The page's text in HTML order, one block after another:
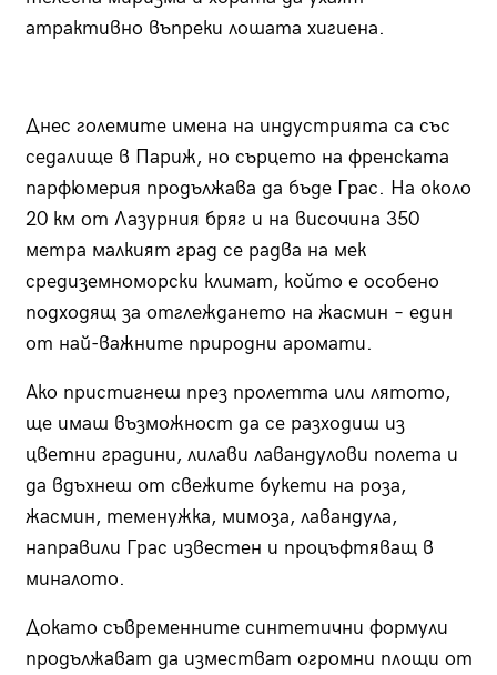
атрактивно въпреки лошата хигиена.
Днес големите имена на индустрията са със
седалище в Париж, но сърцето на френската
парфюмерия продължава да бъде Грас. На около
20 км от Лазурния бряг и на височина 350
метра малкият град се радва на мек
средиземноморски климат, който е особено
подходящ за отглеждането на жасмин – един
от най-важните природни аромати.
Ако пристигнеш през пролетта или лятото,
ще имаш възможност да се разходиш из
цветни градини, лилави лавандулови полета и
да вдъхнеш от свежите букети на розa,
жасмин, теменужка, мимоза, лавандула,
направили Грас известен и процъфтяващ в
миналото.
Докато съвременните синтетични формули
продължават да изместват огромни площи от